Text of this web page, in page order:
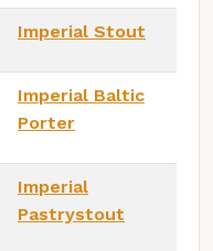
Imperial Stout
Imperial Baltic
Porter
Imperial
Pastrystout